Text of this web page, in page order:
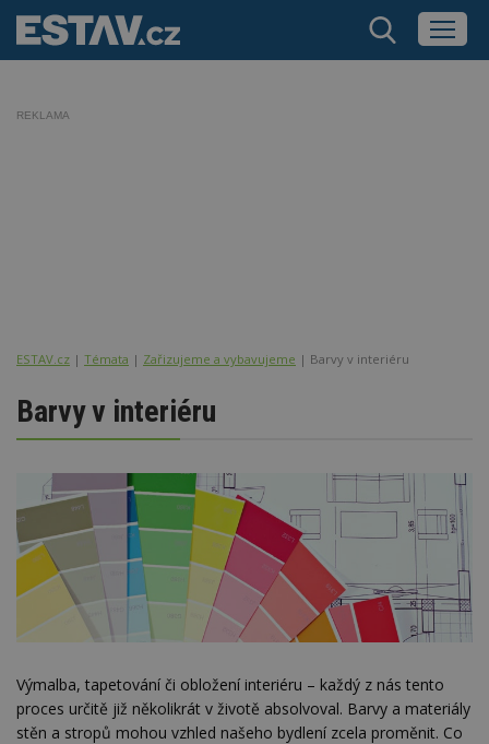
REKLAMA
ESTAV.cz Témata Zařizujeme a vybavujeme Barvy v interiéru
Barvy v interiéru
Výmalba, tapetování či obložení interiéru – každý z nás tento
proces určitě již několikrát v životě absolvoval. Barvy a materiály
stěn a stropů mohou vzhled našeho bydlení zcela proměnit. Co